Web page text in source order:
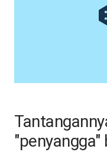
"penyangga"